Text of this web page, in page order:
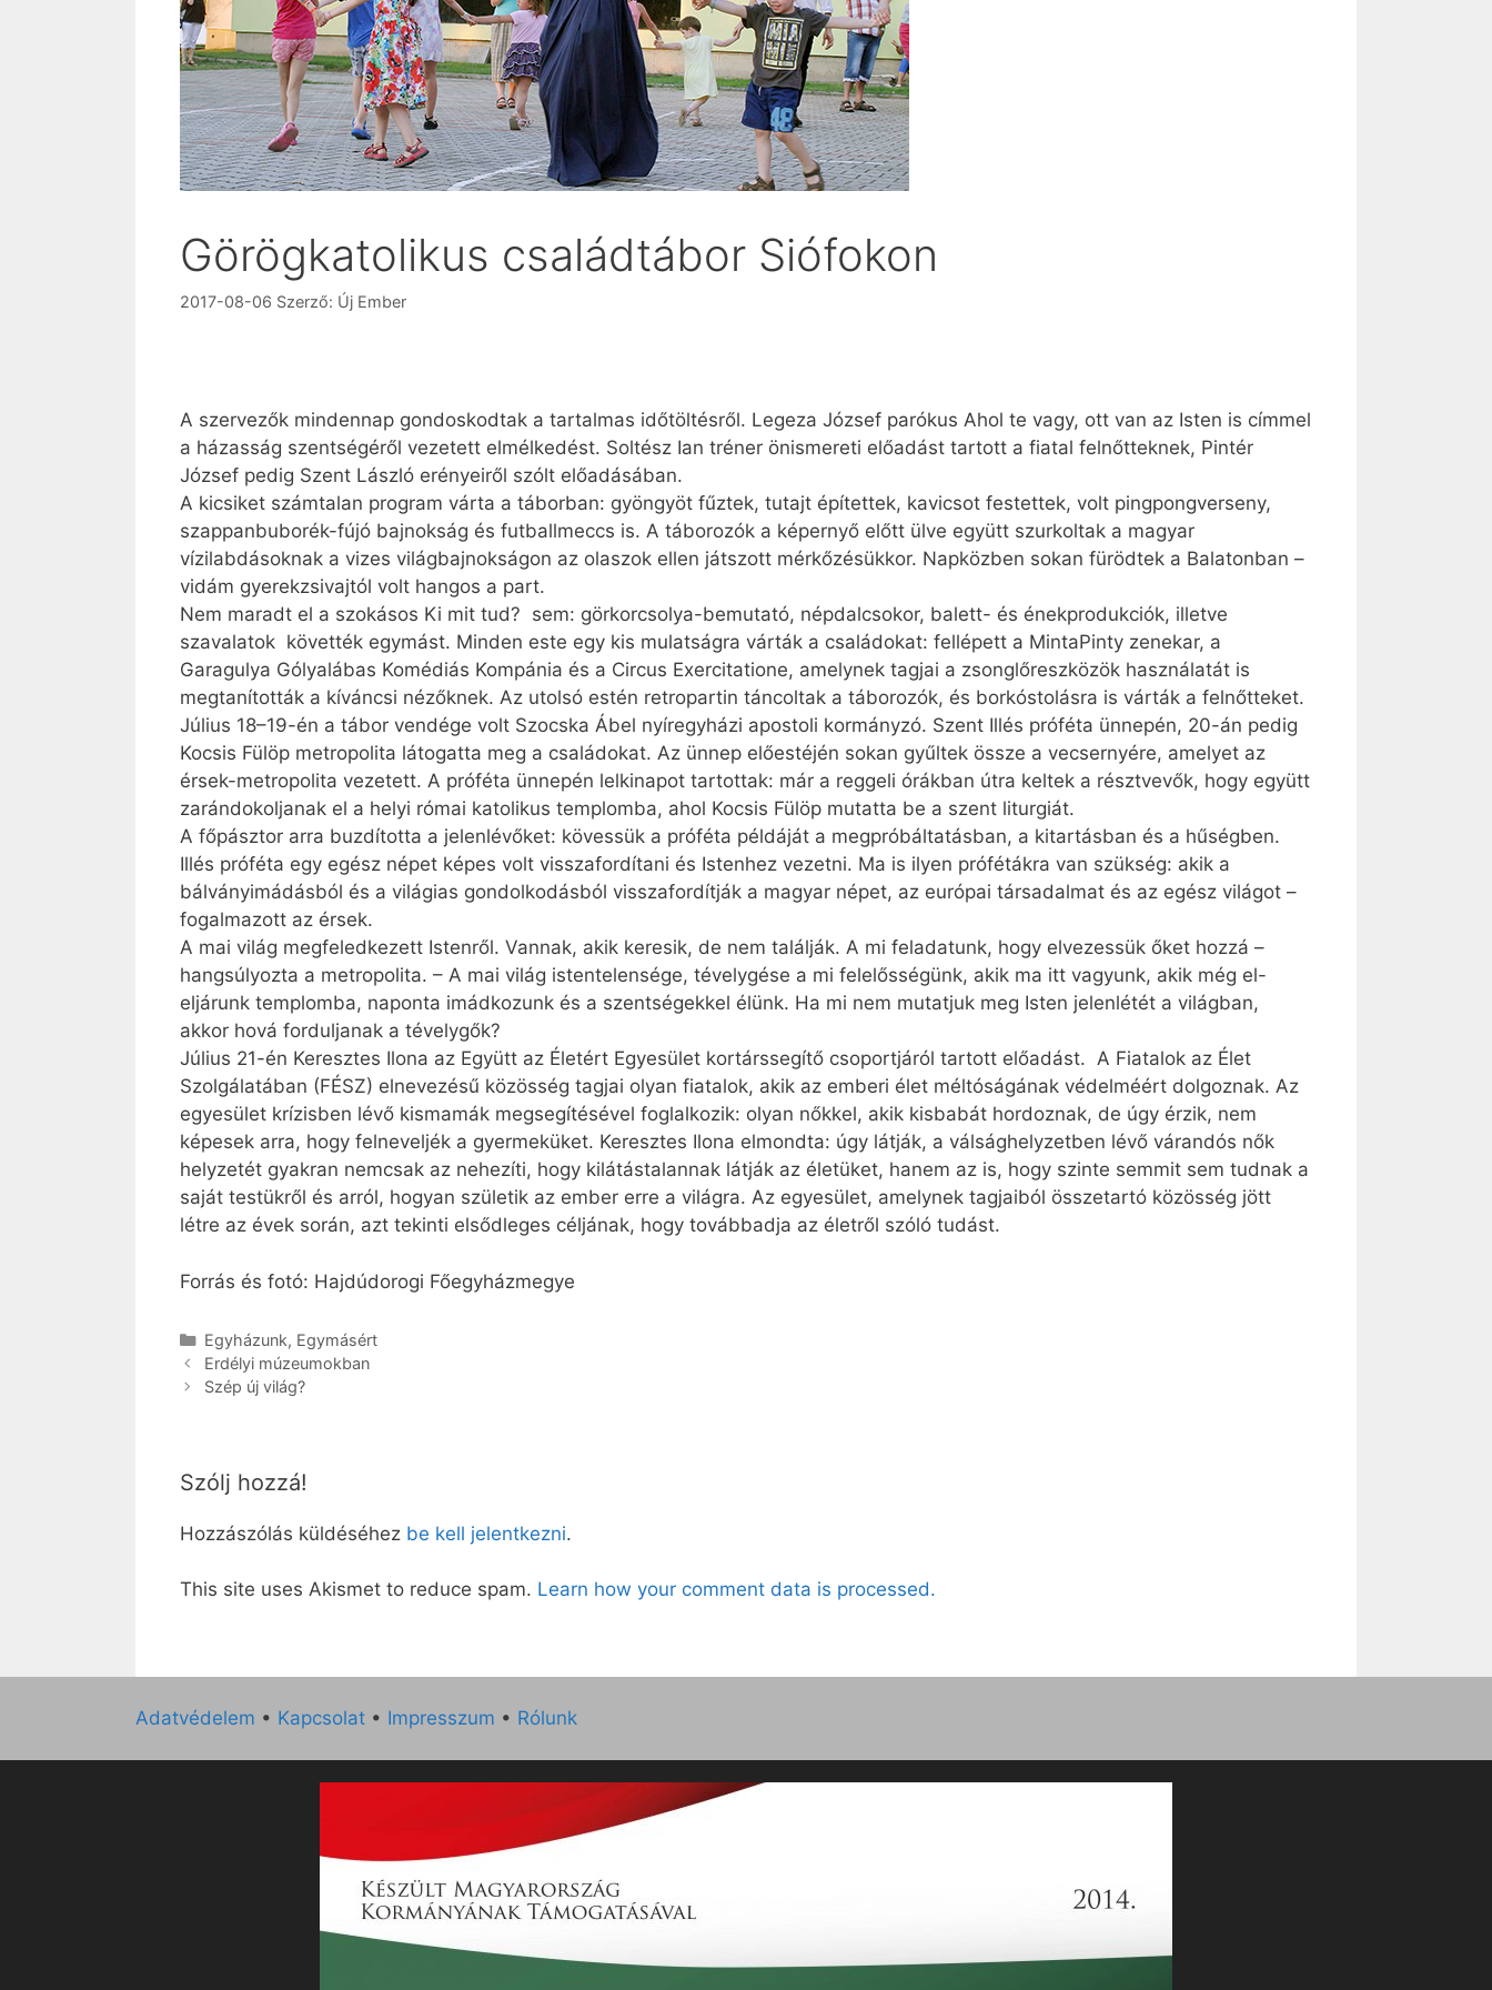
Görögkatolikus családtábor Siófokon
2017-08-06 Szerző: Új Ember
A szervezők mindennap gondoskodtak a tartalmas időtöltésről. Legeza József parókus Ahol te vagy, ott van az Isten is címmel
a házasság szentségéről vezetett elmélkedést. Soltész Ian tréner önismereti előadást tartott a fiatal felnőtteknek, Pintér
József pedig Szent László erényeiről szólt előadásában.
A kicsiket számtalan program várta a táborban: gyöngyöt fűztek, tutajt építettek, kavicsot festettek, volt pingpongverseny,
szappanbuborék-fújó bajnokság és futballmeccs is. A táborozók a képernyő előtt ülve együtt szurkoltak a magyar
vízilabdásoknak a vizes világbajnokságon az olaszok ellen játszott mérkőzésükkor. Napközben sokan fürödtek a Balatonban –
vidám gyerekzsivajtól volt hangos a part.
Nem maradt el a szokásos Ki mit tud? sem: görkorcsolya-bemutató, népdalcsokor, balett- és énekprodukciók, illetve
szavalatok követték egymást. Minden este egy kis mulatságra várták a családokat: fellépett a MintaPinty zenekar, a
Garagulya Gólyalábas Komédiás Kompánia és a Circus Exercitatione, amelynek tagjai a zsonglőreszközök használatát is
megtanították a kíváncsi nézőknek. Az utolsó estén retropartin táncoltak a táborozók, és borkóstolásra is várták a felnőtteket.
Július 18–19-én a tábor vendége volt Szocska Ábel nyíregyházi apostoli kormányzó. Szent Illés próféta ünnepén, 20-án pedig
Kocsis Fülöp metropolita látogatta meg a családokat. Az ünnep előestéjén sokan gyűltek össze a vecsernyére, amelyet az
érsek-metropolita vezetett. A próféta ünnepén lelkinapot tartottak: már a reggeli órákban útra keltek a résztvevők, hogy együtt
zarándokoljanak el a helyi római katolikus templomba, ahol Kocsis Fülöp mutatta be a szent liturgiát.
A főpásztor arra buzdította a jelenlévőket: kövessük a próféta példáját a megpróbáltatásban, a kitartásban és a hűségben.
Illés próféta egy egész népet képes volt visszafordítani és Istenhez vezetni. Ma is ilyen prófétákra van szükség: akik a
bálványimádásból és a világias gondolkodásból visszafordítják a magyar népet, az európai társadalmat és az egész világot –
fogalmazott az érsek.
A mai világ megfeledkezett Istenről. Vannak, akik keresik, de nem találják. A mi feladatunk, hogy elvezessük őket hozzá –
hangsúlyozta a metropolita. – A mai világ istentelensége, tévelygése a mi felelősségünk, akik ma itt vagyunk, akik még el-
eljárunk templomba, naponta imádkozunk és a szentségekkel élünk. Ha mi nem mutatjuk meg Isten jelenlétét a világban,
akkor hová forduljanak a tévelygők?
Július 21-én Keresztes Ilona az Együtt az Életért Egyesület kortárssegítő csoportjáról tartott előadást. A Fiatalok az Élet
Szolgálatában (FÉSZ) elnevezésű közösség tagjai olyan fiatalok, akik az emberi élet méltóságának védelméért dolgoznak. Az
egyesület krízisben lévő kismamák megsegítésével foglalkozik: olyan nőkkel, akik kisbabát hordoznak, de úgy érzik, nem
képesek arra, hogy felneveljék a gyermeküket. Keresztes Ilona elmondta: úgy látják, a válsághelyzetben lévő várandós nők
helyzetét gyakran nemcsak az nehezíti, hogy kilátástalannak látják az életüket, hanem az is, hogy szinte semmit sem tudnak a
saját testükről és arról, hogyan születik az ember erre a világra. Az egyesület, amelynek tagjaiból összetartó közösség jött
létre az évek során, azt tekinti elsődleges céljának, hogy továbbadja az életről szóló tudást.
Forrás és fotó: Hajdúdorogi Főegyházmegye
Kategória
Egyházunk, Egymásért
Erdélyi múzeumokban
Szép új világ?
Szólj hozzá!
Hozzászólás küldéséhez be kell jelentkezni.
This site uses Akismet to reduce spam. Learn how your comment data is processed.
Adatvédelem • Kapcsolat • Impresszum • Rólunk